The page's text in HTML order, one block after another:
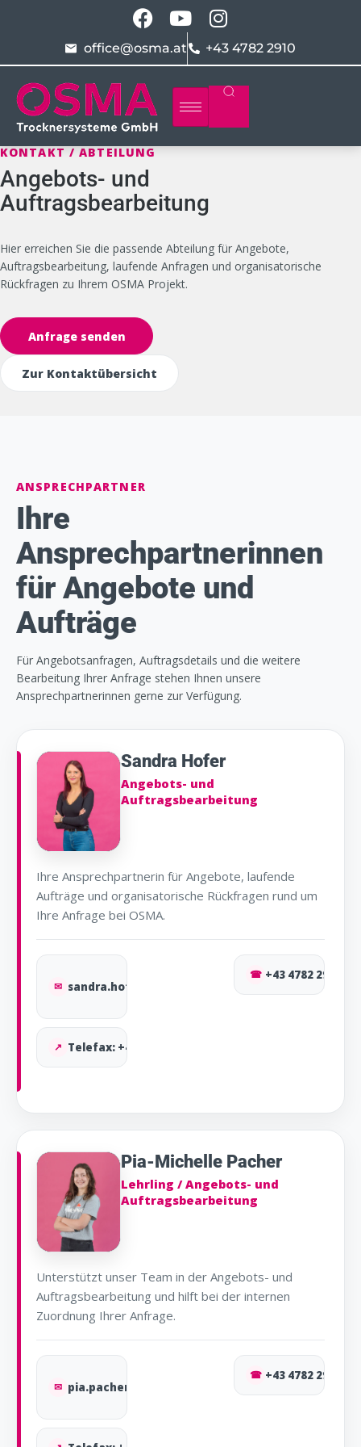
office@osma.at +43 4782 2910
KONTAKT / ABTEILUNG
Angebots- und
Auftragsbearbeitung
Hier erreichen Sie die passende Abteilung für Angebote,
Auftragsbearbeitung, laufende Anfragen und organisatorische
Rückfragen zu Ihrem OSMA Projekt.
Anfrage senden
Zur Kontaktübersicht
ANSPRECHPARTNER
Ihre
Ansprechpartnerinnen
für Angebote und
Aufträge
Für Angebotsanfragen, Auftragsdetails und die weitere
Bearbeitung Ihrer Anfrage stehen Ihnen unsere
Ansprechpartnerinnen gerne zur Verfügung.
Sandra Hofer
Angebots- und
Auftragsbearbeitung
Ihre Ansprechpartnerin für Angebote, laufende
Aufträge und organisatorische Rückfragen rund um
Ihre Anfrage bei OSMA.
✉ sandra.hofer@osma.at
☎ +43 4782 2910-13
↗ Telefax: +43 4782 2910-9
Pia-Michelle Pacher
Lehrling / Angebots- und
Auftragsbearbeitung
Unterstützt unser Team in der Angebots- und
Auftragsbearbeitung und hilft bei der internen
Zuordnung Ihrer Anfrage.
✉ pia.pacher@osma.at
☎ +43 4782 2910-14